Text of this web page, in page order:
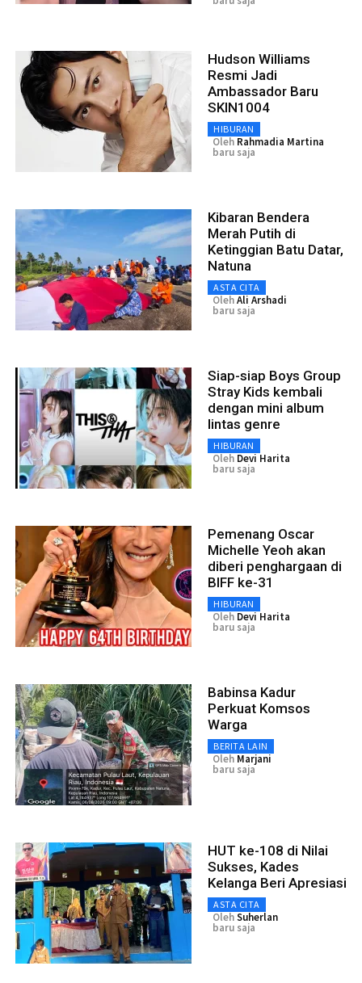
Hudson Williams
Resmi Jadi
Ambassador Baru
SKIN1004
HIBURAN
Oleh Rahmadia Martina
baru saja
Kibaran Bendera
Merah Putih di
Ketinggian Batu Datar,
Natuna
ASTA CITA
OlehAli Arshadi
baru saja
Siap-siap Boys Group
Stray Kids kembali
dengan mini album
lintas genre
HIBURAN
Oleh Devi Harita
baru saja
Pemenang Oscar
Michelle Yeoh akan
diberi penghargaan di
BIFF ke-31
HIBURAN
Oleh Devi Harita
baru saja
Babinsa Kadur
Perkuat Komsos
Warga
BERITA LAIN
Oleh Marjani
baru saja
HUT ke-108 di Nilai
Sukses, Kades
Kelanga Beri Apresiasi
ASTA CITA
OlehSuherlan
baru saja